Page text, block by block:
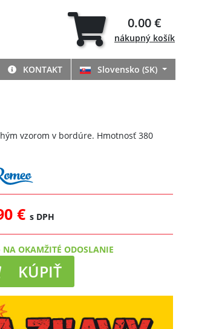
0.00 €
nákupný košík
KONTAKT Slovensko (SK)
vzorom v bordúre. Hmotnosť 380
€s DPH
NA OKAMŽITÉ ODOSLANIE
KÚPIŤ